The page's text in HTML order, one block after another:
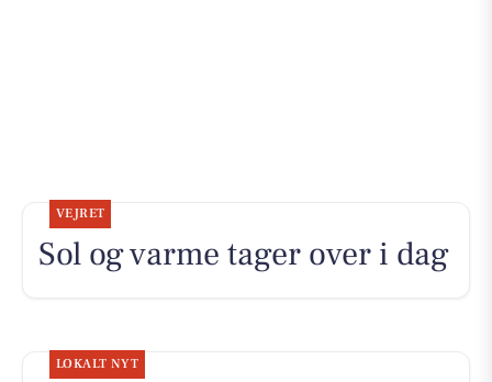
VEJRET
Sol og varme tager over i dag
LOKALT NYT